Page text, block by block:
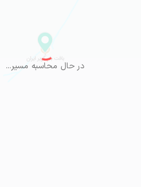
در حال محاسبه مسیر...